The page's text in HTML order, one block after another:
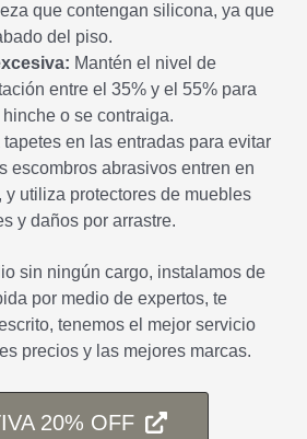
que contengan silicona, ya que
del piso.
Mantén el nivel de
entre el 35% y el 55% para
o se contraiga.
en las entradas para evitar
escombros abrasivos entren en
y utiliza protectores de muebles
y daños por arrastre.
sin ningún cargo, instalamos de
por medio de expertos, te
tenemos el mejor servicio
precios y las mejores marcas.
20% OFF